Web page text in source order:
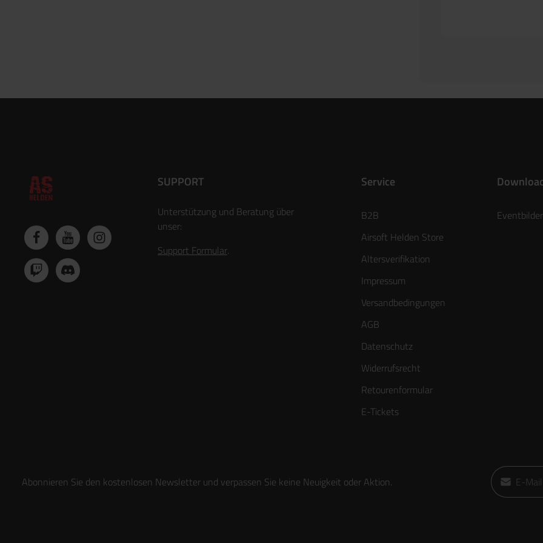
Abonnieren Sie den kostenlosen Newsletter und verpassen Sie keine Neuigkeit oder Aktion.
E-Mail-
SUPPORT
Unterstützung und Beratung über
unser:
Support Formular.
Service
B2B
Airsoft Helden Store
Altersverifikation
Impressum
Versandbedingungen
AGB
Datenschutz
Widerrufsrecht
Retourenformular
E-Tickets
Eventbilder